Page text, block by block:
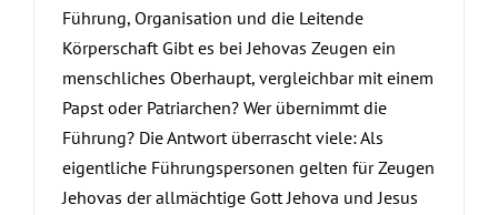
Führung, Organisation und die Leitende
Körperschaft Gibt es bei Jehovas Zeugen ein
menschliches Oberhaupt, vergleichbar mit einem
Papst oder Patriarchen? Wer übernimmt die
Führung? Die Antwort überrascht viele: Als
eigentliche Führungspersonen gelten für Zeugen
Jehovas der allmächtige Gott Jehova und Jesus